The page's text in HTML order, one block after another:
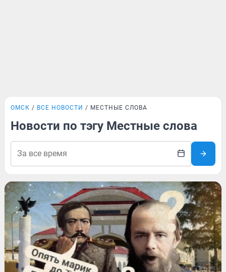
ОМСК ВСЕ НОВОСТИ МЕСТНЫЕ СЛОВА
Новости по тэгу Местные слова